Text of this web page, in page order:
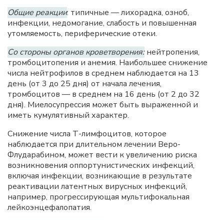
Общие реакции: типичные — лихорадка, озноб,
инфекции, недомогание, слабость и повышенная
утомляемость, периферические отеки.
Со стороны органов кроветворения:нейтропения,
тромбоцитопения и анемия. Наибольшее снижение
числа нейтрофилов в среднем наблюдается на 13
день (от 3 до 25 дня) от начала лечения,
тромбоцитов — в среднем на 16 день (от 2 до 32
дня). Миелосупрессия может быть выраженной и
иметь кумулятивный характер.
Снижение числа Т-лимфоцитов, которое
наблюдается при длительном лечении Веро-
Флударабином, может вести к увеличению риска
возникновения оппортунистических инфекций,
включая инфекции, возникающие в результате
реактивации латентных вирусных инфекций,
например, прогрессирующая мультифокальная
лейкоэнцефалопатия.